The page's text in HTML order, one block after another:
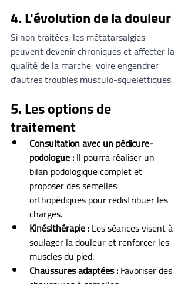
4. L'évolution de la douleur
Si non traitées, les métatarsalgies
peuvent devenir chroniques et affecter la
qualité de la marche, voire engendrer
d'autres troubles musculo-squelettiques.
5. Les options de
traitement
Consultation avec un pédicure-
podologue : Il pourra réaliser un
bilan podologique complet et
proposer des semelles
orthopédiques pour redistribuer les
charges.
Kinésithérapie : Les séances visent à
soulager la douleur et renforcer les
muscles du pied.
Chaussures adaptées : Favoriser des